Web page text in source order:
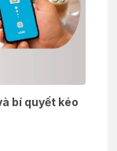
bí quyết kéo